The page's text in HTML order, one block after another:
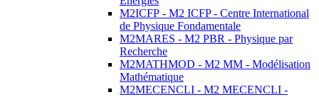
M2ICFP - M2 ICFP - Centre International
de Physique Fondamentale
M2MARES - M2 PBR - Physique par
Recherche
M2MATHMOD - M2 MM - Modélisation
Mathématique
M2MECENCLI - M2 MECENCLI -